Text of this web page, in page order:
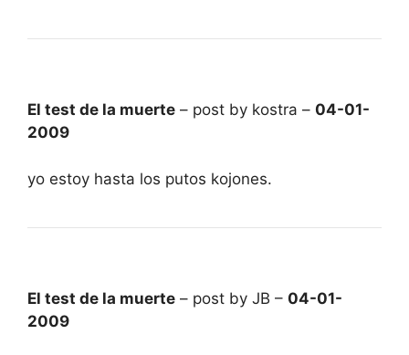
El test de la muerte – post by kostra – 04-01-
2009
yo estoy hasta los putos kojones.
El test de la muerte – post by JB – 04-01-
2009